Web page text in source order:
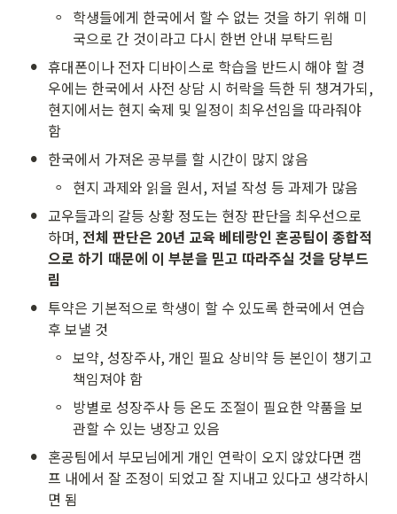
◦ 학생들에게 한국에서 할 수 없는 것을 하기 위해 미
국으로 간 것이라고 다시 한번 안내 부탁드림
• 휴대폰이나 전자 디바이스로 학습을 반드시 해야 할 경
우에는 한국에서 사전 상담 시 허락을 득한 뒤 챙겨가되,
현지에서는 현지 숙제 및 일정이 최우선임을 따라줘야
함
• 한국에서 가져온 공부를 할 시간이 많지 않음
◦ 현지 과제와 읽을 원서, 저널 작성 등 과제가 많음
• 교우들과의 갈등 상황 정도는 현장 판단을 최우선으로
하며, 전체 판단은 20년 교육 베테랑인 혼공팀이 종합적
으로 하기 때문에 이 부분을 믿고 따라주실 것을 당부드
림
• 투약은 기본적으로 학생이 할 수 있도록 한국에서 연습
후 보낼 것
◦ 보약, 성장주사, 개인 필요 상비약 등 본인이 챙기고
책임져야 함
◦ 방별로 성장주사 등 온도 조절이 필요한 약품을 보
관할 수 있는 냉장고 있음
• 혼공팀에서 부모님에게 개인 연락이 오지 않았다면 캠
프 내에서 잘 조정이 되었고 잘 지내고 있다고 생각하시
면 됨